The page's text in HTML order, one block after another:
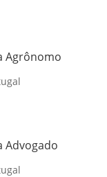
Agrônomo
Advogado